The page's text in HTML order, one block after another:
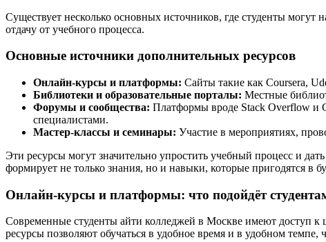
Существует несколько основных источников, где студенты
отдачу от учебного процесса.
Основные источники дополнительных ресурсов
Онлайн-курсы и платформы: Сайты такие как Coursera,
Библиотеки и образовательные порталы: Местные
Форумы и сообщества: Платформы вроде Stack Overflow и
специалистами.
Мастер-классы и семинары: Участие в мероприятиях,
Эти ресурсы могут значительно упростить учебный процесс и
формирует не только знания, но и навыки, которые пригодятся в
Онлайн-курсы и платформы: что подойдёт
Современные студенты айти колледжей в Москве имеют доступ к
ресурсы позволяют обучаться в удобное время и в удобном